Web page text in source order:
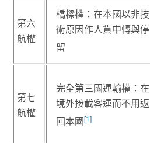
第六
航權
橋樑權：在本國以非技
術原因作人貨中轉與停
留
第七
航權
完全第三國運輸權：在
境外接載客運而不用返
回本國[1]